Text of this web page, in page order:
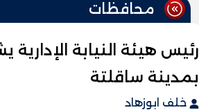
محافظات
رئيس هيئة النيابة الإدارية
بمدينة ساقلتة
خلف ابوزهاد